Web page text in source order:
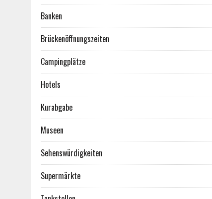
Banken
Brückenöffnungszeiten
Campingplätze
Hotels
Kurabgabe
Museen
Sehenswürdigkeiten
Supermärkte